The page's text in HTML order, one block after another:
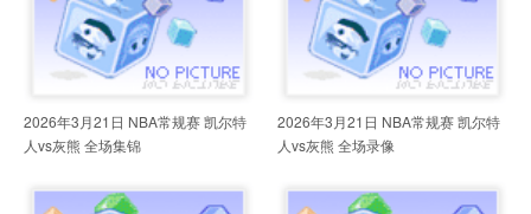
2026年3月21日 NBA常规赛 凯尔特
人vs灰熊 全场集锦
2026年3月21日 NBA常规赛 凯尔特
人vs灰熊 全场录像